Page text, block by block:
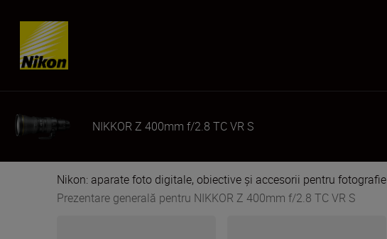
Skip content
NIKKOR Z 400mm f/2.8 TC VR S
Nikon: aparate foto digitale, obiective și accesorii pentru fotografie
Prezentare generală pentru NIKKOR Z 400mm f/2.8 TC VR S